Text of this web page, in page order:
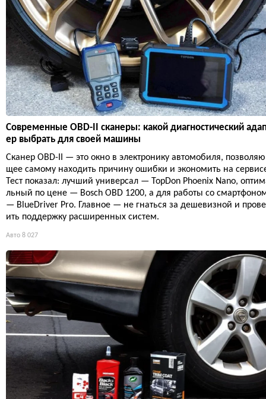
Современные OBD-II сканеры: какой диагностический
ер выбрать для своей машины
Сканер OBD-II — это окно в электронику автомобиля, позволяю
щее самому находить причину ошибки и экономить на
Тест показал: лучший универсал — TopDon Phoenix Nano,
льный по цене — Bosch OBD 1200, а для работы со
— BlueDriver Pro. Главное — не гнаться за дешевизной и
ить поддержку расширенных систем.
Авто 8 027